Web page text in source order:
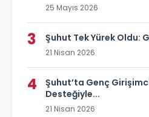
25 Mayıs 2026
3 Şuhut Tek Yürek Oldu:
21 Nisan 2026
4
Şuhut’ta Genç
Desteğiyle...
21 Nisan 2026